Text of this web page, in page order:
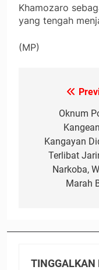
Khamozaro
yang tengah
(MP)
Navigasi
Oknum
Kangayan
Terlibat
Narkoba,
Marah
TINGGALKAN